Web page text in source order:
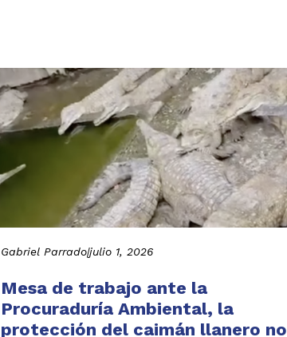
Gabriel Parrado|julio 1, 2026
Mesa de trabajo ante la
Procuraduría Ambiental, la
protección del caimán llanero no